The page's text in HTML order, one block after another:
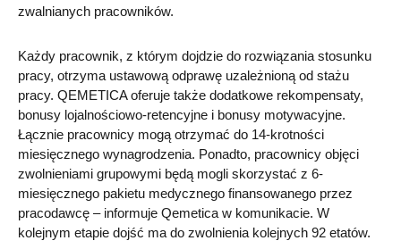
zwalnianych pracowników.
Każdy pracownik, z którym dojdzie do rozwiązania stosunku
pracy, otrzyma ustawową odprawę uzależnioną od stażu
pracy. QEMETICA oferuje także dodatkowe rekompensaty,
bonusy lojalnościowo-retencyjne i bonusy motywacyjne.
Łącznie pracownicy mogą otrzymać do 14-krotności
miesięcznego wynagrodzenia. Ponadto, pracownicy objęci
zwolnieniami grupowymi będą mogli skorzystać z 6-
miesięcznego pakietu medycznego finansowanego przez
pracodawcę – informuje Qemetica w komunikacie. W
kolejnym etapie dojść ma do zwolnienia kolejnych 92 etatów.